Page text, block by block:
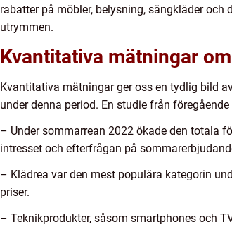
rabatter på möbler, belysning, sängkläder
utrymmen.
Kvantitativa mätningar
Kvantitativa mätningar ger oss en tydlig bild
under denna period. En studie från
– Under sommarrean 2022 ökade den totala
intresset och efterfrågan på
– Klädrea var den mest populära kategorin
priser.
– Teknikprodukter, såsom smartphones och